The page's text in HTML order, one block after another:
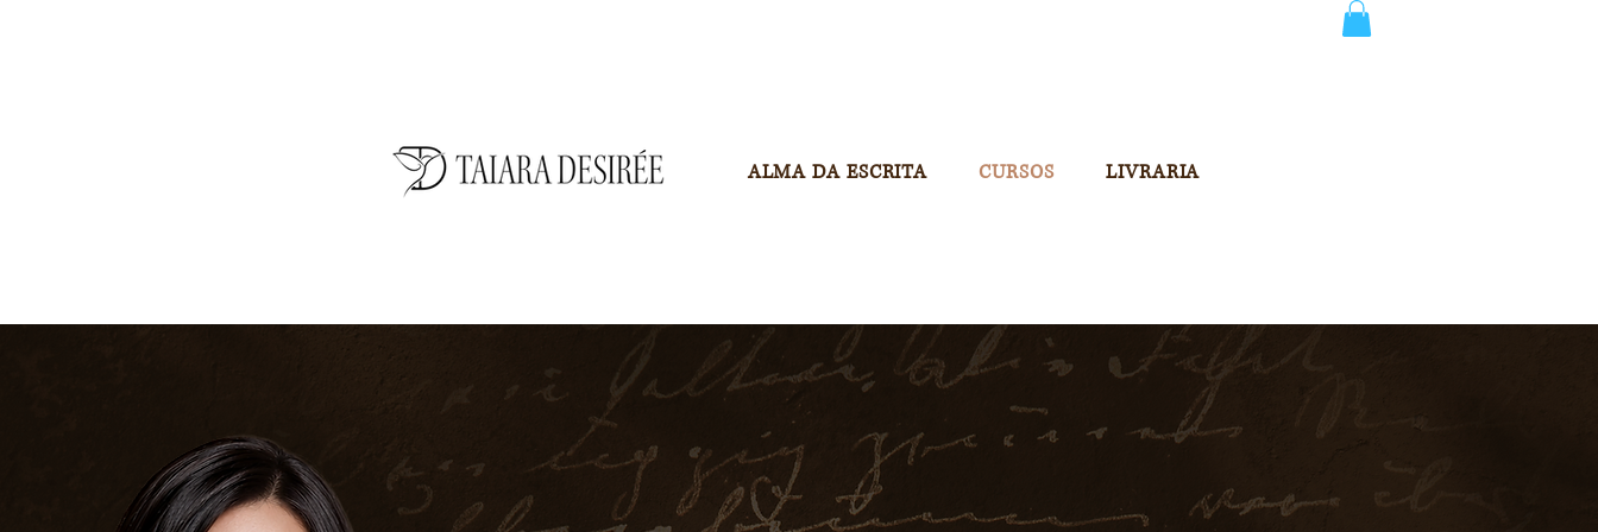
ALMA DA ESCRITA CURSOS LIVRARIA